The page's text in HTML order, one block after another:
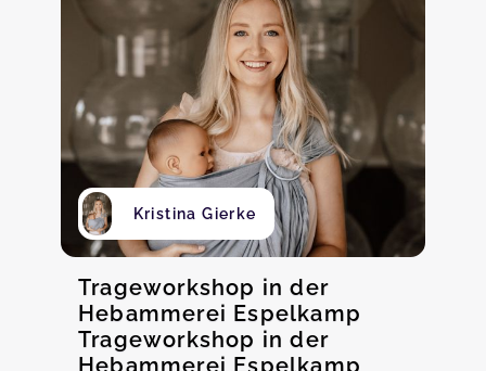
Kristina Gierke
Trageworkshop in der
Hebammerei Espelkamp
Trageworkshop in der
Hebammerei Espelkamp